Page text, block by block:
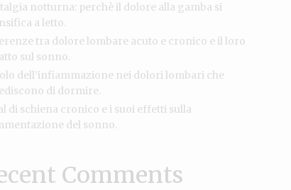
notturna: perchè il dolore alla gamba si
a letto.
tra dolore lombare acuto e cronico e il loro
sul sonno.
dell’infiammazione nei dolori lombari che
di dormire.
di schiena cronico e i suoi effetti sulla
del sonno.
Comments